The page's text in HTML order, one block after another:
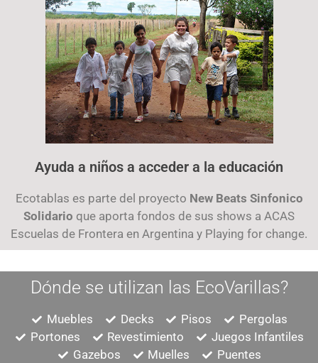
Ayuda a niños a acceder a la educación
Ecotablas es parte del proyecto New Beats Sinfonico
Solidario que aporta fondos de sus shows a ACAS
Escuelas de Frontera en Argentina y Playing for change.
Dónde se utilizan las EcoVarillas?
Muebles Decks Pisos
Pergolas
Portones
Revestimiento
Juegos Infantiles
Gazebos
Muelles
Puentes